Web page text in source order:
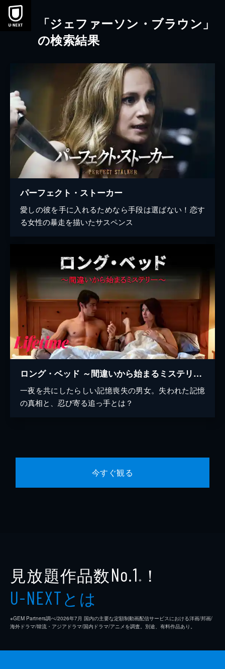
本文へスキップ
「ジェファーソン・ブラウン」
の検索結果
パーフェクト・ストーカー
愛しの彼を手に入れるためなら手段は選ばない！恋す
る女性の暴走を描いたサスペンス
ロング・ベッド ～間違いから始まるミステリー～
一夜を共にしたらしい記憶喪失の男女。失われた記憶
の真相と、忍び寄る追っ手とは？
今すぐ観る
見放題作品数No.1 ※ ！
U-NEXTとは
※GEM Partners調べ/2026年7⽉ 国内の主要な定額制動画配信サービスにおける洋画/邦画/
海外ドラマ/韓流・アジアドラマ/国内ドラマ/アニメを調査。別途、有料作品あり。